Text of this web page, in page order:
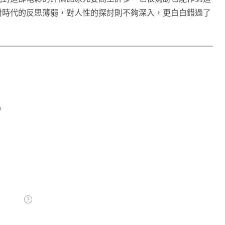
代的反思薄弱，對人性的探討則不夠深入，更白白錯過了